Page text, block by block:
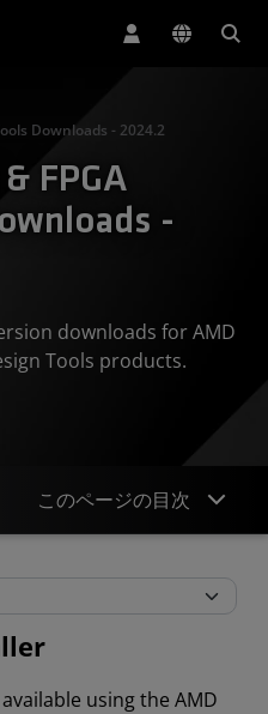
Downloads - 2024.2
FPGA
-
downloads for AMD
Tools products.
このページの目次
AMD Unified Installer
using the AMD